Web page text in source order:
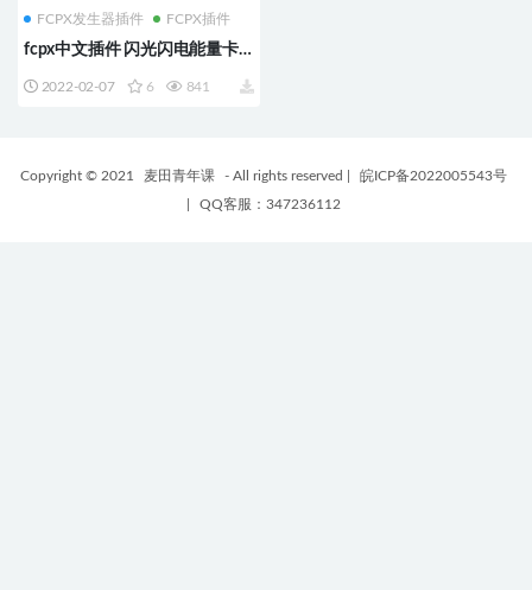
FCPX发生器插件 FCPX插件
fcpx中文插件 闪光闪电能量卡
Pack
2022-02-07 6 841
Copyright © 2021 麦田青年课 - All rights reserved
皖ICP备2022005543号
QQ客服：347236112